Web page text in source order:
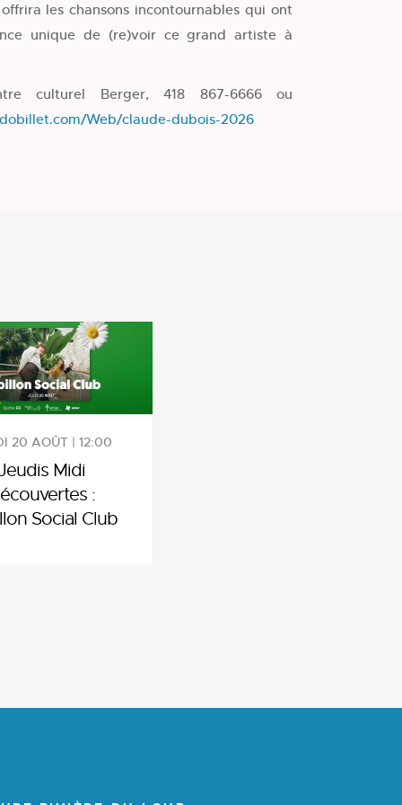
les chansons incontournables qui ont
unique de (re)voir ce grand artiste à
culturel Berger, 418 867-6666 ou
Web/claude-dubois-2026
20 AOÛT | 12:00
Midi
:
Social Club